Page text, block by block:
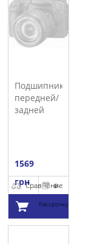
Подшипник
передней/
задней
1569
грнСравнение
В
Рассрочку